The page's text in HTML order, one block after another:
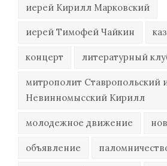
иерей Кирилл Марковский
иерей Тимофей Чайкин
концерт литературный
митрополит Ставропольский
Невинномысский Кирилл
молодежное движение
объявление